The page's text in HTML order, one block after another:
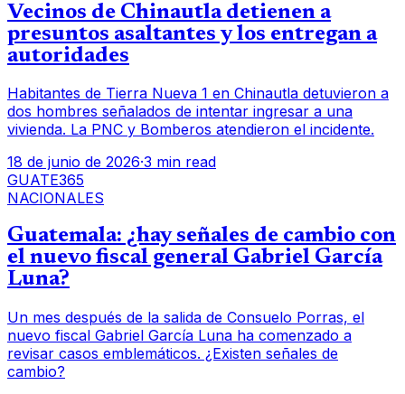
Vecinos de Chinautla detienen a
presuntos asaltantes y los entregan a
autoridades
Habitantes de Tierra Nueva 1 en Chinautla detuvieron a
dos hombres señalados de intentar ingresar a una
vivienda. La PNC y Bomberos atendieron el incidente.
18 de junio de 2026·3 min read
GUATE365
NACIONALES
Guatemala: ¿hay señales de cambio con
el nuevo fiscal general Gabriel García
Luna?
Un mes después de la salida de Consuelo Porras, el
nuevo fiscal Gabriel García Luna ha comenzado a
revisar casos emblemáticos. ¿Existen señales de
cambio?